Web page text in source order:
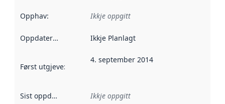
Opphav: Ikkje oppgitt
Oppdateringsfrekvens :
Ikkje Planlagt
Først utgjeve: Denne datoen seier når dataa i dette
4. september 2014
Sist oppdatert Ikkje oppgitt